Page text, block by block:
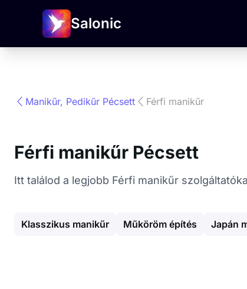
Salonic
Manikűr, Pedikűr Pécsett Férfi manikűr
Férfi manikűr Pécsett
Itt találod a legjobb Férfi manikűr
Klasszikus manikűr Műköröm építés Japán